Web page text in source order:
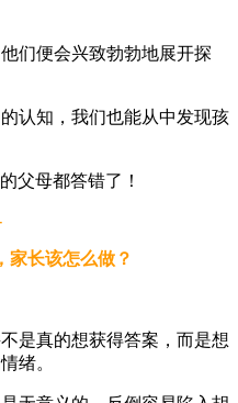
们便会兴致勃勃地展开探
认知，我们也能从中发现孩
家长该怎么做？
是真的想获得答案，而是想
绪。